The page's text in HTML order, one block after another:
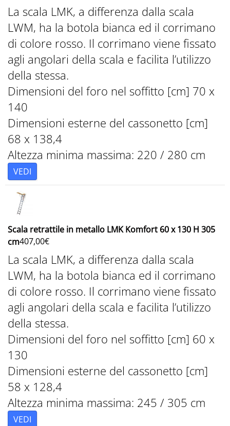
La scala LMK, a differenza dalla scala
LWM, ha la botola bianca ed il corrimano
di colore rosso. Il corrimano viene fissato
agli angolari della scala e facilita l’utilizzo
della stessa.
Dimensioni del foro nel soffitto [cm] 70 x
140
Dimensioni esterne del cassonetto [cm]
68 x 138,4
Altezza minima massima: 220 / 280 cm
VEDI
Scala retrattile in metallo LMK Komfort 60 x 130 H 305
cm407,00€
La scala LMK, a differenza dalla scala
LWM, ha la botola bianca ed il corrimano
di colore rosso. Il corrimano viene fissato
agli angolari della scala e facilita l’utilizzo
della stessa.
Dimensioni del foro nel soffitto [cm] 60 x
130
Dimensioni esterne del cassonetto [cm]
58 x 128,4
Altezza minima massima: 245 / 305 cm
VEDI